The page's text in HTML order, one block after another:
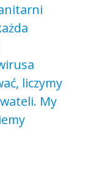
liczymy
My